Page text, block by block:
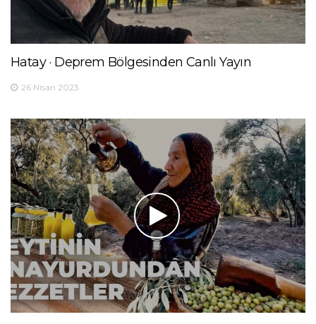
Hatay · Deprem Bölgesinden Canlı Yayın
26 Nisan 2023